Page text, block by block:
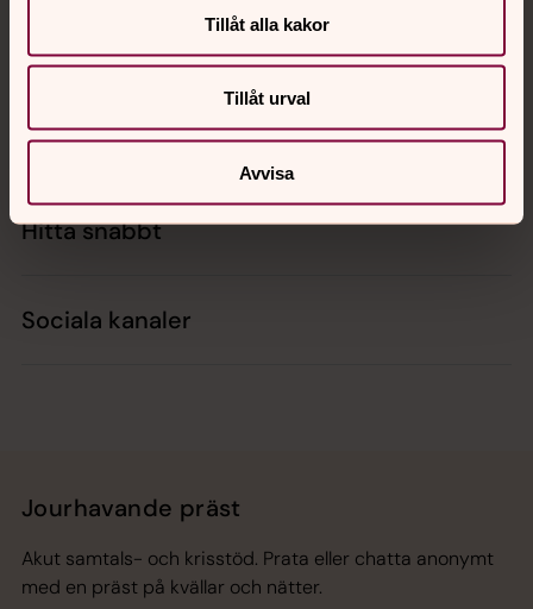
Tillåt alla kakor
Tillåt urval
Avvisa
Kontakt
Kalender
Hitta snabbt
Sociala kanaler
Jourhavande präst
Akut samtals- och krisstöd. Prata eller chatta anonymt
med en präst på kvällar och nätter.